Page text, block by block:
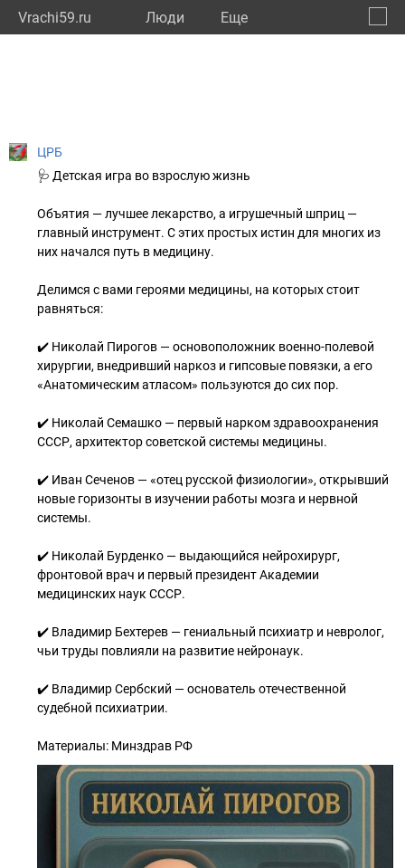
Vrachi59.ru Люди Eще
ЦРБ
🩺 Детская игра во взрослую жизнь
Объятия — лучшее лекарство, а игрушечный шприц —
главный инструмент. С этих простых истин для многих из
них начался путь в медицину.
Делимся с вами героями медицины, на которых стоит
равняться:
✔️ Николай Пирогов — основоположник военно-полевой
хирургии, внедривший наркоз и гипсовые повязки, а его
«Анатомическим атласом» пользуются до сих пор.
✔️ Николай Семашко — первый нарком здравоохранения
СССР, архитектор советской системы медицины.
✔️ Иван Сеченов — «отец русской физиологии», открывший
новые горизонты в изучении работы мозга и нервной
системы.
✔️ Николай Бурденко — выдающийся нейрохирург,
фронтовой врач и первый президент Академии
медицинских наук СССР.
✔️ Владимир Бехтерев — гениальный психиатр и невролог,
чьи труды повлияли на развитие нейронаук.
✔️ Владимир Сербский — основатель отечественной
судебной психиатрии.
Материалы: Минздрав РФ